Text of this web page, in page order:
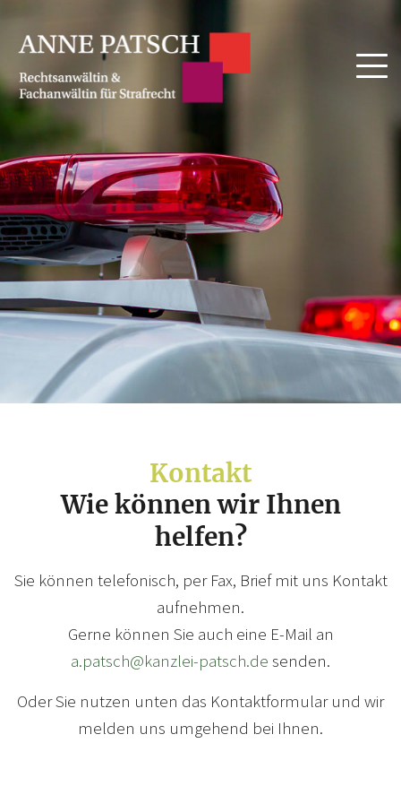
Kontakt
Wie können wir Ihnen
helfen?
Sie können telefonisch, per Fax, Brief mit uns Kontakt
aufnehmen.
Gerne können Sie auch eine E-Mail an
a.patsch@kanzlei-patsch.de senden.
Oder Sie nutzen unten das Kontaktformular und wir
melden uns umgehend bei Ihnen.